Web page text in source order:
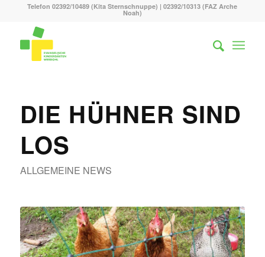
Telefon 02392/10489 (Kita Sternschnuppe) | 02392/10313 (FAZ Arche
Noah)
DIE HÜHNER SIND
LOS
ALLGEMEINE NEWS